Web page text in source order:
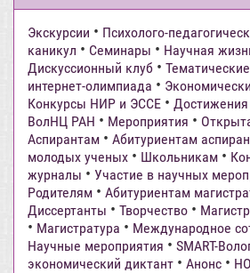
Экскурсии • Психолого-
каникул • Семинары • Научная
Дискуссионный клуб •
интернет-олимпиада •
Конкурсы НИР и ЭССЕ • Достижения
ВолНЦ РАН • Мероприятия •
Аспирантам • Абитуриентам
молодых ученых • Школьникам •
журналы • Участие в научных
Родителям • Абитуриентам
Диссертанты • Творчество •
• Магистратура • Международное
Научные мероприятия • SMART-
экономический диктант • Анонс •